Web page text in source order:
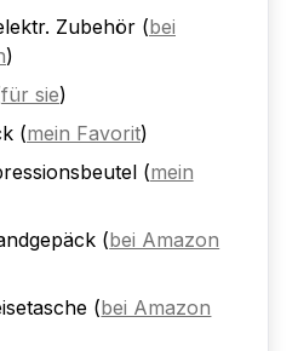
Zubehör (bei
)
für sie)
(mein Favorit)
(mein
(bei Amazon
(bei Amazon